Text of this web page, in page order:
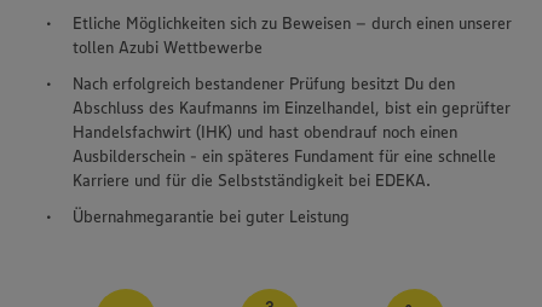
Etliche Möglichkeiten sich zu Beweisen – durch einen unserer
tollen Azubi Wettbewerbe
Nach erfolgreich bestandener Prüfung besitzt Du den
Abschluss des Kaufmanns im Einzelhandel, bist ein geprüfter
Handelsfachwirt (IHK) und hast obendrauf noch einen
Ausbilderschein - ein späteres Fundament für eine schnelle
Karriere und für die Selbstständigkeit bei EDEKA.
Übernahmegarantie bei guter Leistung